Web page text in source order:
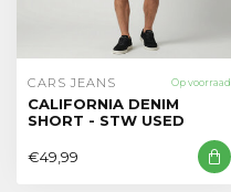
CARS JEANS Op voorraad
CALIFORNIA DENIM
SHORT - STW USED
€49,99